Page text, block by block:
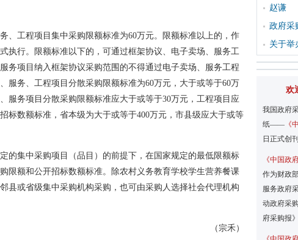
、工程项目集中采购限额标准为60万元。限额标准以上的，作
执行。限额标准以下的，可通过框架协议、电子卖场、服务工
务项目纳入框架协议采购范围的不得通过电子卖场、服务工程
服务、工程项目分散采购限额标准为60万元，大于或等于60万
服务项目分散采购限额标准应大于或等于30万元，工程项目应
标数额标准，省本级为大于或等于400万元，市县级应大于或等
的集中采购项目（品目）的前提下，在国家规定的最低限额标
限额和公开招标数额标准。除农村义务教育学校学生营养餐课
县或省级集中采购机构采购，也可由采购人选择社会代理机构
（宗禾）
赵谦
政府采
关于举
欢
我国政府
纸—— 《
日正式创
《中国政
作为财政
服务政府
动政府采
府采购报